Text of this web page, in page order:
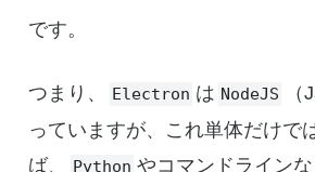
です。
つまり、 Electron は NodeJS
っていますが、これ単体だけで
ば、
Python やコマンドライン